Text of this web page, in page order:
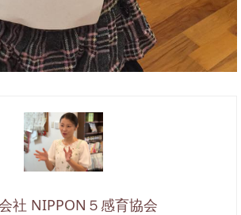
社 NIPPON５感育協会